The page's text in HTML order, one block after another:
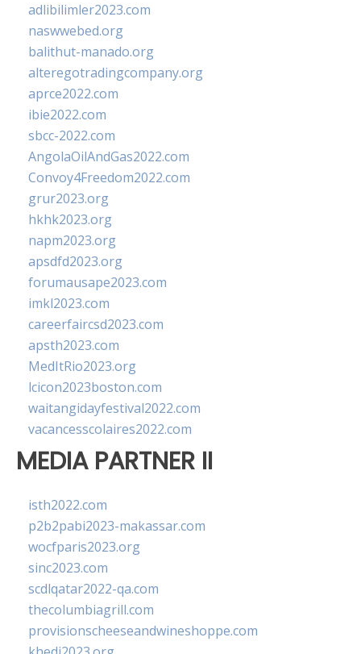
adlibilimler2023.com
naswwebed.org
balithut-manado.org
alteregotradingcompany.org
aprce2022.com
ibie2022.com
sbcc-2022.com
AngolaOilAndGas2022.com
Convoy4Freedom2022.com
grur2023.org
hkhk2023.org
napm2023.org
apsdfd2023.org
forumausape2023.com
imkl2023.com
careerfaircsd2023.com
apsth2023.com
MedItRio2023.org
lcicon2023boston.com
waitangidayfestival2022.com
vacancesscolaires2022.com
MEDIA PARTNER II
isth2022.com
p2b2pabi2023-makassar.com
wocfparis2023.org
sinc2023.com
scdlqatar2022-qa.com
thecolumbiagrill.com
provisionscheeseandwineshoppe.com